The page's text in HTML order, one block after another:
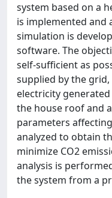
system based on a
is implemented and
simulation is
software. The
self-sufficient as
supplied by the
electricity
the house roof and
parameters
analyzed to obtain
minimize CO2
analysis is
the system from a